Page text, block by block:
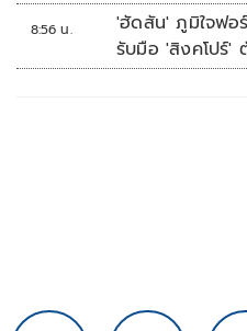
8:56 น.
'ฮัดสัน' ภูมิใจฟอ
รับมือ 'สิงคโปร์'